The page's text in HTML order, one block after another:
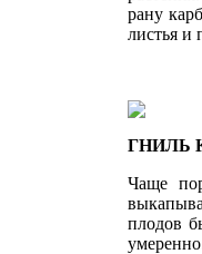
рану
листья и
ГНИЛЬ
Чаще
плодов